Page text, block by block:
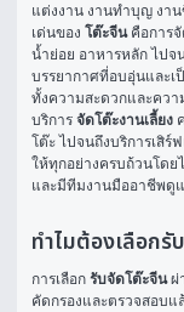
แต่งงาน งานทำบุญ งา
เด่นของ โต๊ะจีน คือการจั
น้ำย่อย อาหารหลัก ไป
บรรยากาศที่อบอุ่นและเ
ทั้งความสะดวกและควา
บริการ จัดโต๊ะงานเลี้ยง
โต๊ะ ไปจนถึงบริการเสิร์
ให้ทุกอย่างครบถ้วนโดย
และมีทีมงานมืออาชีพดู
ทำไมต้องเลือก
การเลือก รับจัดโต๊ะจีน ผ่
คัดกรองและตรวจสอบ